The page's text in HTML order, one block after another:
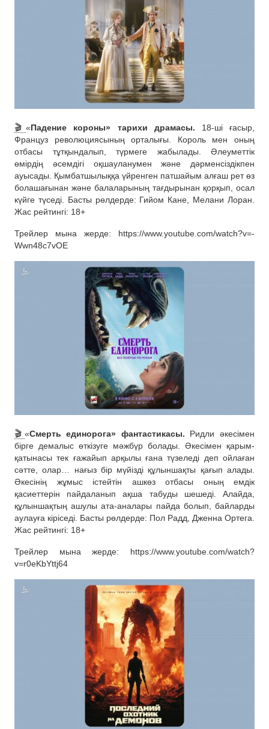
🎬«Падение короны» тарихи драмасы. 18-ші ғасыр,
Француз революциясының орталығы. Король мен оның
отбасы тұтқындалып, түрмеге жабылады. Әлеуметтік
өмірдің әсемдігі оқшауланумен және дәрменсіздікпен
ауысады. Қымбатшылыққа үйренген патшайым алғаш рет өз
болашағынан және балаларының тағдырынан қорқып, осал
күйге түседі. Басты рөлдерде: Гийом Кане, Мелани Лоран.
Жас рейтингі: 18+
Трейлер мына жерде: https://www.youtube.com/watch?v=-
Wwn48c7vOE
🎬 «Смерть единорога» фантастикасы. Ридли әкесімен
бірге демалыс өткізуге мәжбүр болады. Әкесімен қарым-
қатынасы тек ғажайып арқылы ғана түзеледі деп ойлаған
сәтте, олар… нағыз бір мүйізді құлыншақты қағып алады.
Әкесінің жұмыс істейтін ашкөз отбасы оның емдік
қасиеттерін пайдаланып ақша табуды шешеді. Алайда,
құлыншақтың ашулы ата-аналары пайда болып, байларды
аулауға кіріседі. Басты рөлдерде: Пол Радд, Дженна Ортега.
Жас рейтингі: 18+
Трейлер мына жерде: https://www.youtube.com/watch?
v=r0eKbYttj64